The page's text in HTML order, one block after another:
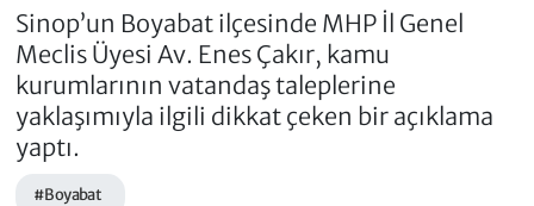
Sinop’un Boyabat ilçesinde MHP İl Genel
Meclis Üyesi Av. Enes Çakır, kamu
kurumlarının vatandaş taleplerine
yaklaşımıyla ilgili dikkat çeken bir açıklama
yaptı.
#Boyabat
Son Dakika Haberleri
Haber Arşivi